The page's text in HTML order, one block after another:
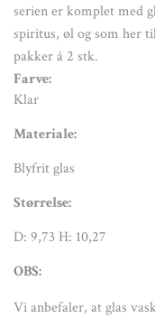
serien er komplet med
spiritus, øl og som her
pakker á 2 stk.
Farve:
Klar
Materiale:
Blyfrit glas
Størrelse:
D: 9,73 H: 10,27
OBS:
Vi anbefaler, at glas